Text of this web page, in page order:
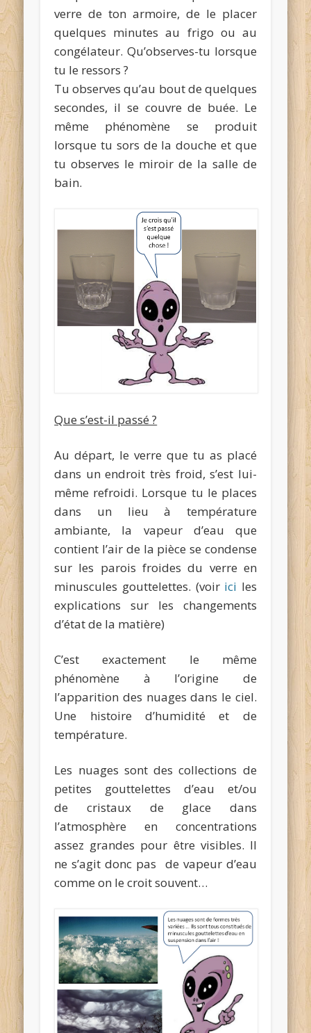
verre de ton armoire, de le placer
quelques minutes au frigo ou au
congélateur. Qu’observes-tu lorsque
tu le ressors ?
Tu observes qu’au bout de quelques
secondes, il se couvre de buée. Le
même phénomène se produit
lorsque tu sors de la douche et que
tu observes le miroir de la salle de
bain.
Que s’est-il passé ?
Au départ, le verre que tu as placé
dans un endroit très froid, s’est lui-
même refroidi. Lorsque tu le places
dans un lieu à température
ambiante, la vapeur d’eau que
contient l’air de la pièce se condense
sur les parois froides du verre en
minuscules gouttelettes. (voir ici les
explications sur les changements
d’état de la matière)
C’est exactement le même
phénomène à l’origine de
l’apparition des nuages dans le ciel.
Une histoire d’humidité et de
température.
Les nuages sont des collections de
petites gouttelettes d’eau et/ou
de cristaux de glace dans
l’atmosphère en concentrations
assez grandes pour être visibles. Il
ne s’agit donc pas de vapeur d’eau
comme on le croit souvent…